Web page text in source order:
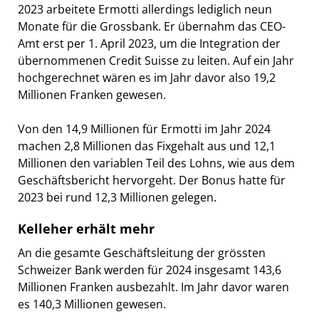
2023 arbeitete Ermotti allerdings lediglich neun
Monate für die Grossbank. Er übernahm das CEO-
Amt erst per 1. April 2023, um die Integration der
übernommenen Credit Suisse zu leiten. Auf ein Jahr
hochgerechnet wären es im Jahr davor also 19,2
Millionen Franken gewesen.
Von den 14,9 Millionen für Ermotti im Jahr 2024
machen 2,8 Millionen das Fixgehalt aus und 12,1
Millionen den variablen Teil des Lohns, wie aus dem
Geschäftsbericht hervorgeht. Der Bonus hatte für
2023 bei rund 12,3 Millionen gelegen.
Kelleher erhält mehr
An die gesamte Geschäftsleitung der grössten
Schweizer Bank werden für 2024 insgesamt 143,6
Millionen Franken ausbezahlt. Im Jahr davor waren
es 140,3 Millionen gewesen.